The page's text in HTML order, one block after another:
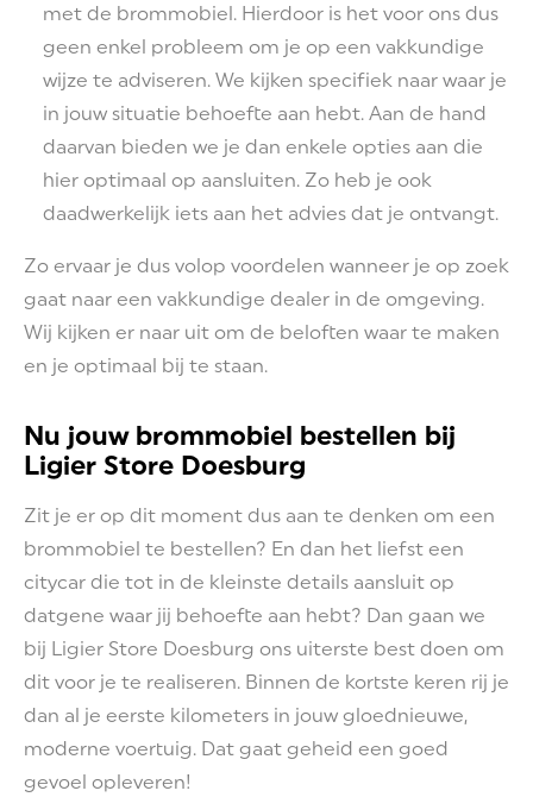
met de brommobiel. Hierdoor is het voor ons dus
geen enkel probleem om je op een vakkundige
wijze te adviseren. We kijken specifiek naar waar je
in jouw situatie behoefte aan hebt. Aan de hand
daarvan bieden we je dan enkele opties aan die
hier optimaal op aansluiten. Zo heb je ook
daadwerkelijk iets aan het advies dat je ontvangt.
Zo ervaar je dus volop voordelen wanneer je op zoek
gaat naar een vakkundige dealer in de omgeving.
Wij kijken er naar uit om de beloften waar te maken
en je optimaal bij te staan.
Nu jouw brommobiel bestellen bij
Ligier Store Doesburg
Zit je er op dit moment dus aan te denken om een
brommobiel te bestellen? En dan het liefst een
citycar die tot in de kleinste details aansluit op
datgene waar jij behoefte aan hebt? Dan gaan we
bij Ligier Store Doesburg ons uiterste best doen om
dit voor je te realiseren. Binnen de kortste keren rij je
dan al je eerste kilometers in jouw gloednieuwe,
moderne voertuig. Dat gaat geheid een goed
gevoel opleveren!